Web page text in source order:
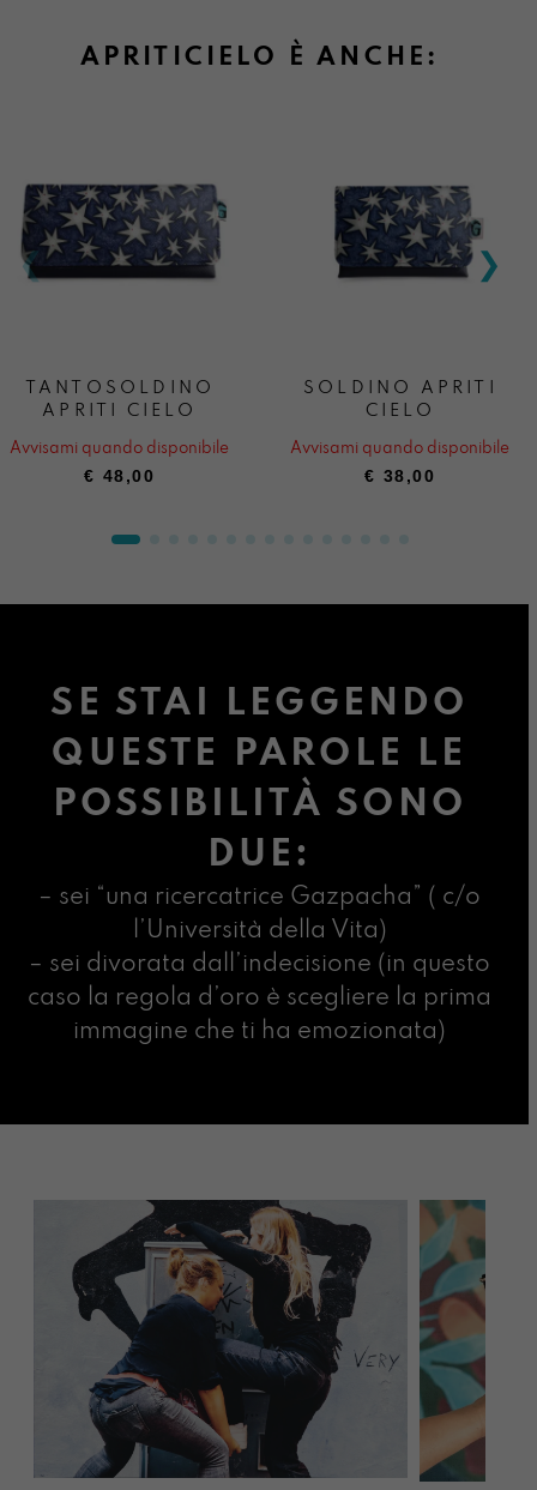
APRITICIELO È ANCHE:
TANTOSOLDINO
APRITI CIELO
Avvisami quando disponibile
€ 48,00
SOLDINO APRITI
CIELO
Avvisami quando disponibile
€ 38,00
SE STAI LEGGENDO
QUESTE PAROLE LE
POSSIBILITÀ SONO
DUE:
– sei “una ricercatrice Gazpacha” ( c/o
l’Università della Vita)
– sei divorata dall’indecisione (in questo
caso la regola d’oro è scegliere la prima
immagine che ti ha emozionata)